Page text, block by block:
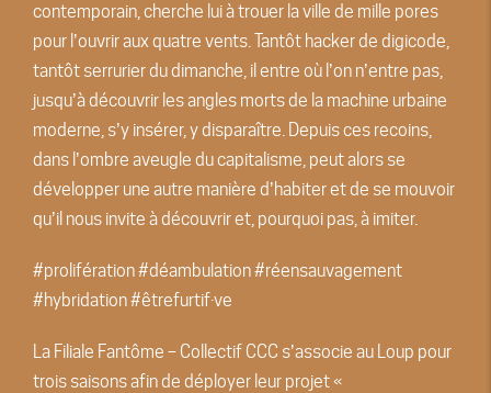
contemporain, cherche lui à trouer la ville de mille pores
pour lʼouvrir aux quatre vents. Tantôt hacker de digicode,
tantôt serrurier du dimanche, il entre où lʼon nʼentre pas,
jusquʼà découvrir les angles morts de la machine urbaine
moderne, sʼy insérer, y disparaître. Depuis ces recoins,
dans lʼombre aveugle du capitalisme, peut alors se
développer une autre manière dʼhabiter et de se mouvoir
quʼil nous invite à découvrir et, pourquoi pas, à imiter.
#prolifération #déambulation #réensauvagement
#hybridation #êtrefurtif·ve
La Filiale Fantôme – Collectif CCC sʼassocie au Loup pour
trois saisons afin de déployer leur projet «